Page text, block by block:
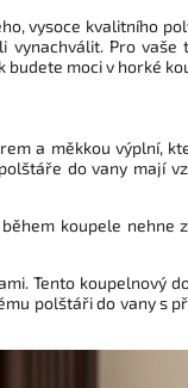
vysoce kvalitního
Pro
moci v horké
a měkkou výplní,
do vany mají
koupele nehne
Tento koupelnový
polštáři do vany s